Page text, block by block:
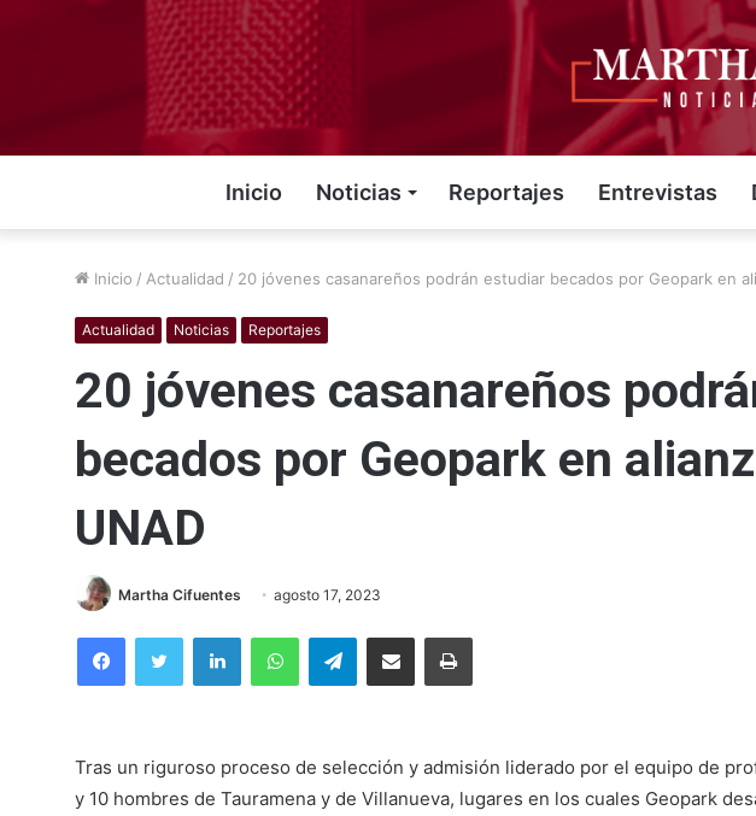
Inicio Noticias Reportajes Entrevistas
Inicio / Actualidad / 20 jóvenes casanareños podrán estudiar becados por Geopark en
Actualidad Noticias Reportajes
20 jóvenes casanareños
becados por Geopark en
UNAD
Martha Cifuentes agosto 17, 2023
FacebookTwitter LinkedInWhatsAppTelegramCompartir por correo electrónicoImprimir
Tras un riguroso proceso de selección y admisión liderado por el equipo de
y 10 hombres de Tauramena y de Villanueva, lugares en los cuales Geopark